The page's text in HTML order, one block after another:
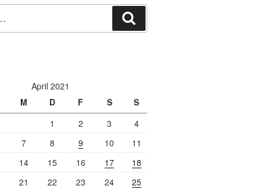
April 2021
M D F S
S
1
2 3
4
7 8 9 10
11
14 15 16 17
18
21 22 23 24
25